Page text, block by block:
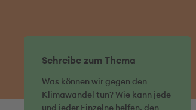
Schreibe zum Thema
Was können wir gegen den
Klimawandel tun? Wie kann jede
und jeder Einzelne helfen, den